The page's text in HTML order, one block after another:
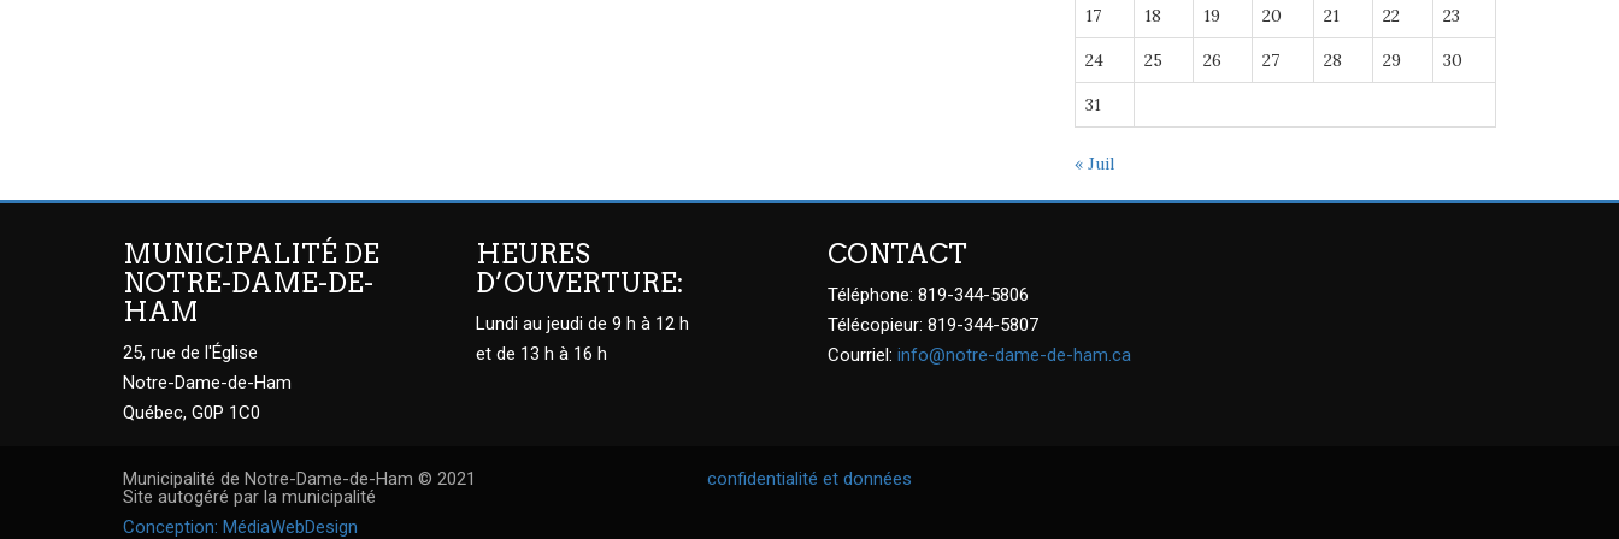
17 18 19 20 21 22 23
24 25 26 27 28 29 30
31
« Juil
MUNICIPALITÉ DE
NOTRE-DAME-DE-
HAM
25, rue de l'Église
Notre-Dame-de-Ham
Québec, G0P 1C0
HEURES
D’OUVERTURE:
Lundi au jeudi de 9 h à 12 h
et de 13 h à 16 h
CONTACT
Téléphone: 819-344-5806
Télécopieur: 819-344-5807
Courriel: info@notre-dame-de-ham.ca
Municipalité de Notre-Dame-de-Ham © 2021
Site autogéré par la municipalité
Conception: MédiaWebDesign
confidentialité et données